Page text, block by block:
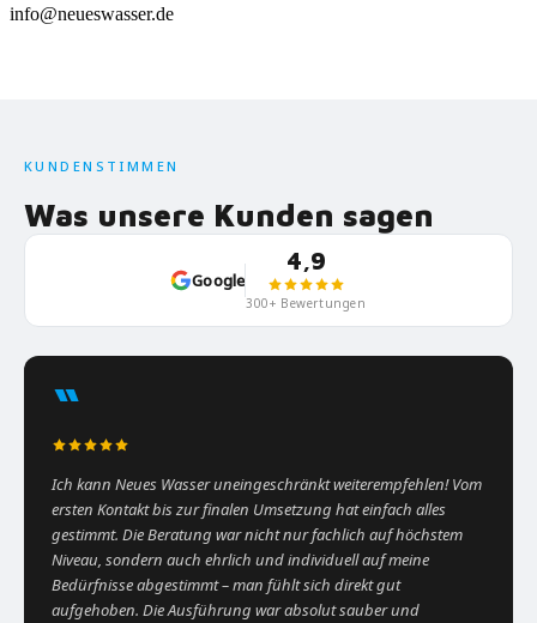
info@neueswasser.de
KUNDENSTIMMEN
Was unsere Kunden sagen
Google
4,9
300+ Bewertungen
“
Ich kann Neues Wasser uneingeschränkt weiterempfehlen! Vom
ersten Kontakt bis zur finalen Umsetzung hat einfach alles
gestimmt. Die Beratung war nicht nur fachlich auf höchstem
Niveau, sondern auch ehrlich und individuell auf meine
Bedürfnisse abgestimmt – man fühlt sich direkt gut
aufgehoben. Die Ausführung war absolut sauber und